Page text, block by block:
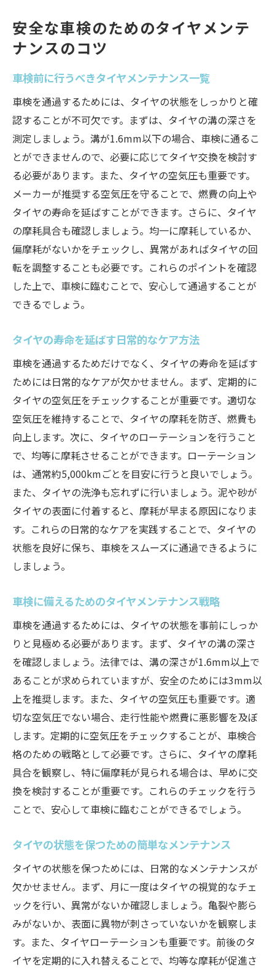
安全な車検のためのタイヤメンテ
ナンスのコツ
車検前に行うべきタイヤメンテナンス一覧
車検を通過するためには、タイヤの状態をしっかりと確
認することが不可欠です。まずは、タイヤの溝の深さを
測定しましょう。溝が1.6mm以下の場合、車検に通るこ
とができませんので、必要に応じてタイヤ交換を検討す
る必要があります。また、タイヤの空気圧も重要です。
メーカーが推奨する空気圧を守ることで、燃費の向上や
タイヤの寿命を延ばすことができます。さらに、タイヤ
の摩耗具合も確認しましょう。均一に摩耗しているか、
偏摩耗がないかをチェックし、異常があればタイヤの回
転を調整することも必要です。これらのポイントを確認
した上で、車検に臨むことで、安心して通過することが
できるでしょう。
タイヤの寿命を延ばす日常的なケア方法
車検を通過するためだけでなく、タイヤの寿命を延ばす
ためには日常的なケアが欠かせません。まず、定期的に
タイヤの空気圧をチェックすることが重要です。適切な
空気圧を維持することで、タイヤの摩耗を防ぎ、燃費も
向上します。次に、タイヤのローテーションを行うこと
で、均等に摩耗させることができます。ローテーション
は、通常約5,000kmごとを目安に行うと良いでしょう。
また、タイヤの洗浄も忘れずに行いましょう。泥や砂が
タイヤの表面に付着すると、摩耗が早まる原因になりま
す。これらの日常的なケアを実践することで、タイヤの
状態を良好に保ち、車検をスムーズに通過できるように
しましょう。
車検に備えるためのタイヤメンテナンス戦略
車検を通過するためには、タイヤの状態を事前にしっか
りと見極める必要があります。まず、タイヤの溝の深さ
を確認しましょう。法律では、溝の深さが1.6mm以上で
あることが求められていますが、安全のためには3mm以
上を推奨します。また、タイヤの空気圧も重要です。適
切な空気圧でない場合、走行性能や燃費に悪影響を及ぼ
します。定期的に空気圧をチェックすることが、車検合
格のための戦略として必要です。さらに、タイヤの摩耗
具合を観察し、特に偏摩耗が見られる場合は、早めに交
換を検討することが重要です。これらのチェックを行う
ことで、安心して車検に臨むことができるでしょう。
タイヤの状態を保つための簡単なメンテナンス
タイヤの状態を保つためには、日常的なメンテナンスが
欠かせません。まず、月に一度はタイヤの視覚的なチェ
ックを行い、異常がないか確認しましょう。亀裂や膨ら
みがないか、表面に異物が刺さっていないかを観察しま
す。また、タイヤローテーションも重要です。前後のタ
イヤを定期的に入れ替えることで、均等な摩耗が促進さ